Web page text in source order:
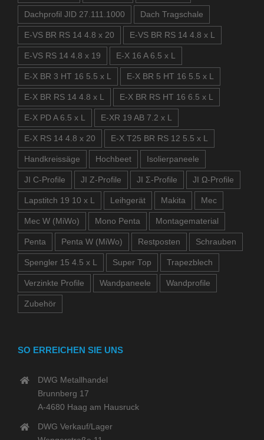
Dachprofil JID 27.111.1000 Dach Tragschale
E-VS BR RS 14 4.8 x 20 E-VS BR RS 14 4.8 x L
E-VS RS 14 4.8 x 19 E-X 16 A 6.5 x L
E-X BR 3 HT 16 5.5 x L E-X BR 5 HT 16 5.5 x L
E-X BR RS 14 4.8 x L E-X BR RS HT 16 6.5 x L
E-X PD A 6.5 x L E-XR 19 AB 7.2 x L
E-X RS 14 4.8 x 20 E-X T25 BR RS 12 5.5 x L
Handkreissäge Hochbeet Isolierpaneele
JI C-Profile JI Z-Profile JI Σ-Profile JI Ω-Profile
Lapstitch 19 10 x L Leihgerät Makita Mec
Mec W (MiWo) Mono Penta Montagematerial
Penta Penta W (MiWo) Restposten Schrauben
Spengler 15 4.5 x L Super Top Trapezblech
Verzinkte Profile Wandpaneele Wandprofile
Zubehör
SO ERREICHEN SIE UNS
DWG Metallhandel
Brunnberg 17
A-4680 Haag am Hausruck
DWG Verkauf/Lager